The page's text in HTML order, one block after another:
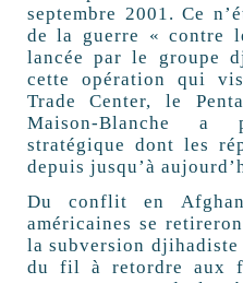
septembre 2001. Ce
de la guerre « contre
lancée par le groupe
cette opération qui
Trade Center, le
Maison-Blanche a
stratégique dont les
depuis jusqu’à
Du conflit en
américaines se
la subversion djihadiste
du fil à retordre aux